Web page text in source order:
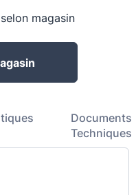
magasin
Documents
Techniques